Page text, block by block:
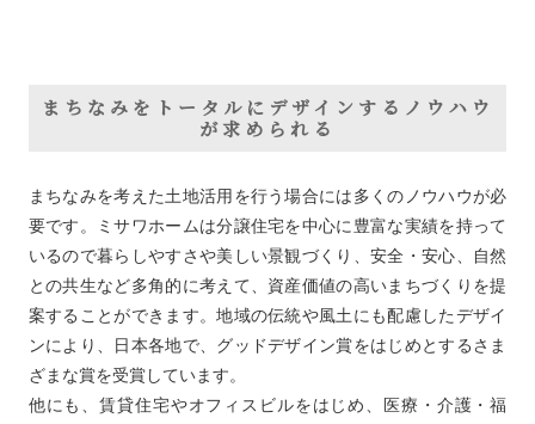
まちなみをトータルにデザインするノウハウ
が求められる
まちなみを考えた土地活用を行う場合には多くのノウハウが必
要です。ミサワホームは分譲住宅を中心に豊富な実績を持って
いるので暮らしやすさや美しい景観づくり、安全・安心、自然
との共生など多角的に考えて、資産価値の高いまちづくりを提
案することができます。地域の伝統や風土にも配慮したデザイ
ンにより、日本各地で、グッドデザイン賞をはじめとするさま
ざまな賞を受賞しています。
他にも、賃貸住宅やオフィスビルをはじめ、医療・介護・福